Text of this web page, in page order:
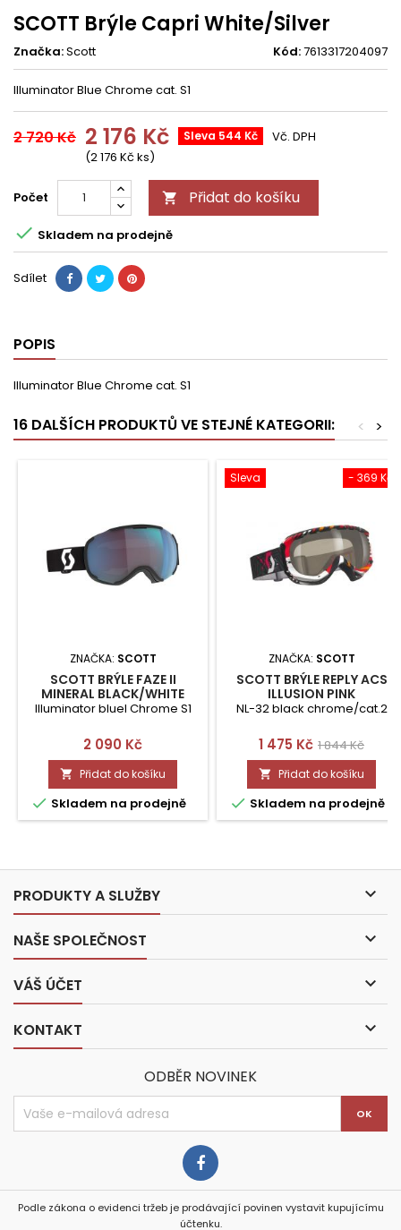
SCOTT Brýle Capri White/Silver
Značka:Scott Kód:7613317204097
Illuminator Blue Chrome cat. S1
2 720 Kč 2 176 Kč Sleva 544 Kč
(2 176 Kč ks)
Vč. DPH
Počet  Přidat do košíku
 Skladem na prodejně
Sdílet
POPIS
Illuminator Blue Chrome cat. S1
16 DALŠÍCH PRODUKTŮ VE STEJNÉ KATEGORII: >
<
ZNAČKA: SCOTT
SCOTT BRÝLE FAZE II
MINERAL BLACK/WHITE
Illuminator bluel Chrome S1
Cena
2 090 Kč
 Přidat do košíku
 Skladem na prodejně
- 369 Kč
Sleva
ZNAČKA: SCOTT
SCOTT BRÝLE REPLY ACS
ILLUSION PINK
NL-32 black chrome/cat.2
Cena
1 475 Kč Běžná
cena
1 844 Kč
 Přidat do košíku
 Skladem na prodejně
PRODUKTY A SLUŽBY 
NAŠE SPOLEČNOST 
VÁŠ ÚČET 
KONTAKT 
ODBĚR NOVINEK
Podle zákona o evidenci tržeb je prodávající povinen vystavit kupujícímu
účtenku.